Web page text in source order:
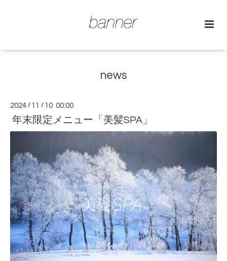
news
2024 / 11 / 10 00:00
年末限定メニュー「美髪SPA」